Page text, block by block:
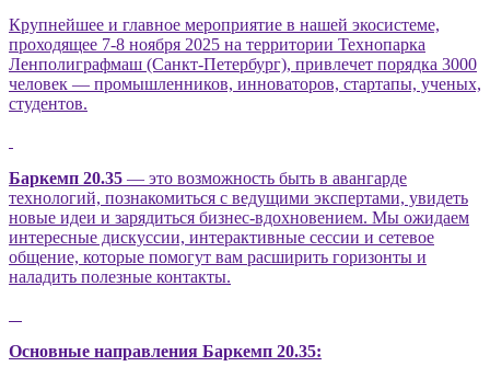
Крупнейшее и главное мероприятие в нашей экосистеме,
проходящее 7-8 ноября 2025 на территории Технопарка
Ленполиграфмаш (Санкт-Петербург), привлечет порядка 3000
человек — промышленников, инноваторов, стартапы, ученых,
студентов.
Баркемп 20.35 — это возможность быть в авангарде
технологий, познакомиться с ведущими экспертами, увидеть
новые идеи и зарядиться бизнес-вдохновением. Мы ожидаем
интересные дискуссии, интерактивные сессии и сетевое
общение, которые помогут вам расширить горизонты и
наладить полезные контакты.
Основные направления Баркемп 20.35: